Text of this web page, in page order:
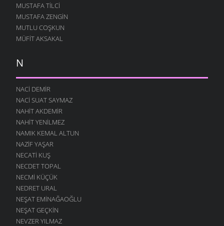
MUSTAFA TILCI
MUSTAFA ZENGIN
MUTLU COŞKUN
MÜFIT AKSAKAL
N
NACI DEMIR
NACI SUAT SAYMAZ
NAHIT AKDEMIR
NAHIT YENILMEZ
NAMIK KEMAL ALTUN
NAZIF YAŞAR
NECATI KUŞ
NECDET TOPAL
NECMI KÜÇÜK
NEDRET URAL
NEŞAT EMINAĞAOĞLU
NEŞAT GEÇKIN
NEVZER YILMAZ